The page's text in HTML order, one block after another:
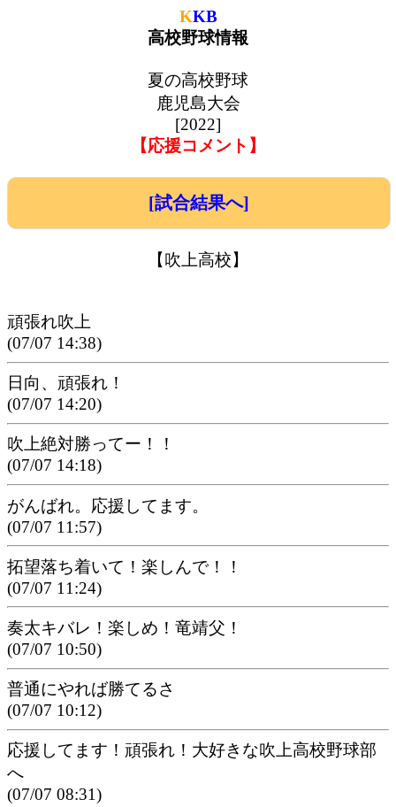
KKB
高校野球情報
夏の高校野球
鹿児島大会
[2022]
【応援コメント】
[試合結果へ]
【吹上高校】
頑張れ吹上
(07/07 14:38)
日向、頑張れ！
(07/07 14:20)
吹上絶対勝ってー！！
(07/07 14:18)
がんばれ。応援してます。
(07/07 11:57)
拓望落ち着いて！楽しんで！！
(07/07 11:24)
奏太キバレ！楽しめ！竜靖父！
(07/07 10:50)
普通にやれば勝てるさ
(07/07 10:12)
応援してます！頑張れ！大好きな吹上高校野球部
へ
(07/07 08:31)